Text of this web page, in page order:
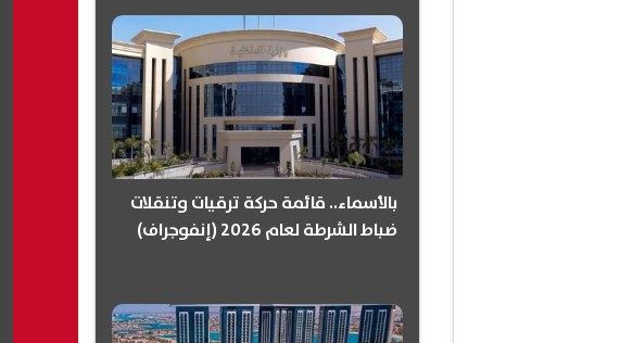
بالأسماء.. قائمة حركة ترقيات وتنقلات
ضباط الشرطة لعام 2026 (إنفوجراف)